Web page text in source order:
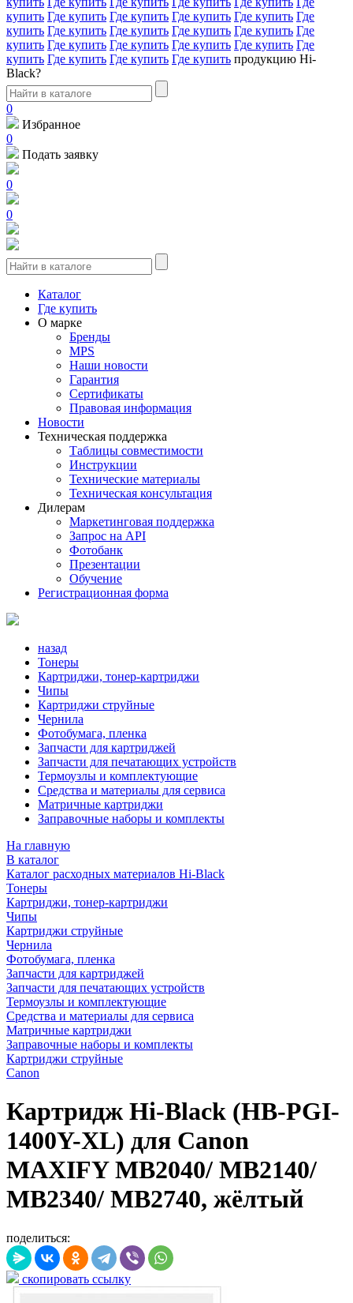
купить Где купить Где купить Где купить Где купить Где
купить Где купить Где купить Где купить Где купить Где
купить Где купить Где купить Где купить Где купить Где
купить Где купить Где купить Где купить продукцию Hi-
Black?
0
Избранное
0
Подать заявку
0
0
Каталог
Где купить
О марке
Бренды
MPS
Наши новости
Гарантия
Сертификаты
Правовая информация
Новости
Техническая поддержка
Таблицы совместимости
Инструкции
Технические материалы
Техническая консультация
Дилерам
Маркетинговая поддержка
Запрос на API
Фотобанк
Презентации
Обучение
Регистрационная форма
назад
Тонеры
Картриджи, тонер-картриджи
Чипы
Картриджи струйные
Чернила
Фотобумага, пленка
Запчасти для картриджей
Запчасти для печатающих устройств
Термоузлы и комплектующие
Средства и материалы для сервиса
Матричные картриджи
Заправочные наборы и комплекты
На главную
В каталог
Каталог расходных материалов Hi-Black
Тонеры
Картриджи, тонер-картриджи
Чипы
Картриджи струйные
Чернила
Фотобумага, пленка
Запчасти для картриджей
Запчасти для печатающих устройств
Термоузлы и комплектующие
Средства и материалы для сервиса
Матричные картриджи
Заправочные наборы и комплекты
Картриджи струйные
Canon
Картридж Hi-Black (HB-PGI-
1400Y-XL) для Canon
MAXIFY MB2040/ MB2140/
MB2340/ MB2740, жёлтый
поделиться:
скопировать ссылку